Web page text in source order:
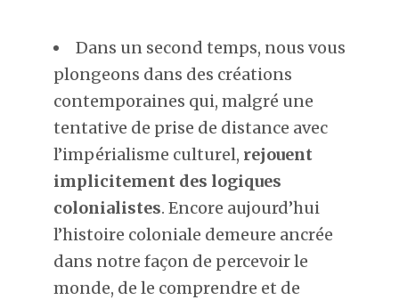
Dans un second temps, nous vous
plongeons dans des créations
contemporaines qui, malgré une
tentative de prise de distance avec
l’impérialisme culturel, rejouent
implicitement des logiques
colonialistes. Encore aujourd’hui
l’histoire coloniale demeure ancrée
dans notre façon de percevoir le
monde, de le comprendre et de